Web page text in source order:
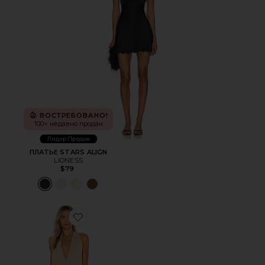
ВОСТРЕБОВАНО!
100+ недавно продан
Лидер Продаж
ПЛАТЬЕ STARS ALIGN
LIONESS
$79
Favorite ПЛАТЬЕ COSITA BUENA